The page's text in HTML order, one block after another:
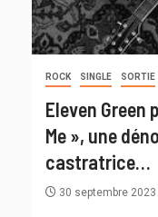
ROCK SINGLE SORTIE
Eleven
Me », une
castratrice…
30 septembre 2023